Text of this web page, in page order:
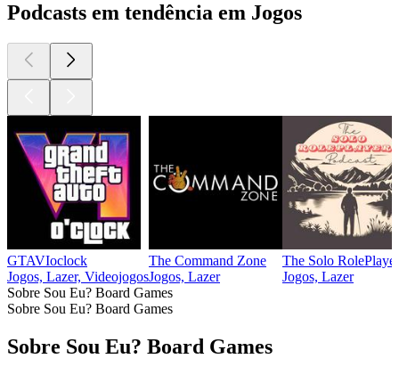
Podcasts em tendência em Jogos
GTAVIoclock
Jogos, Lazer, Videojogos
The Command Zone
Jogos, Lazer
The Solo
Jogos, Lazer
Sobre Sou Eu? Board Games
Sobre Sou Eu? Board Games
Sobre Sou Eu? Board Games